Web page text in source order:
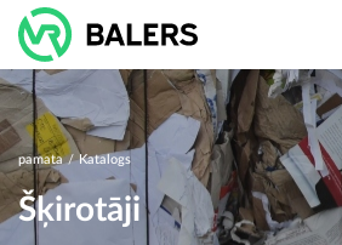
Skip
content
pamata / Katalogs
Šķirotāji